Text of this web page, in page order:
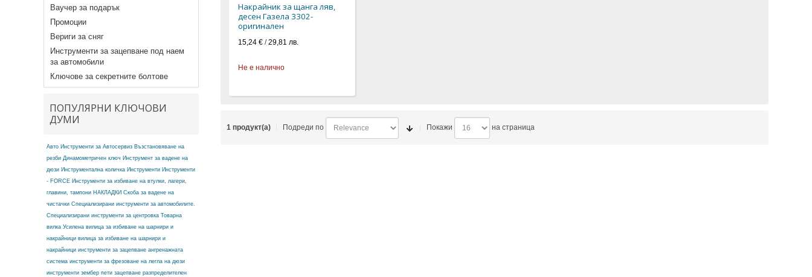
Накрайник за щанга ляв,
десен Газела 3302-
оригинален
15,24 € /29,81 лв.
Не е налично
1 продукт(а) Подреди по Покажи на страница
Ваучер за подарък
Промоции
Вериги за сняг
Инструменти за зацепване под наем
за автомобили
Ключове за секретните болтове
ПОПУЛЯРНИ КЛЮЧОВИ
ДУМИ
Авто Инструменти за Автосервиз Възстановяване на
резби Динамометричен ключ Инструмент за вадене на
дюзи Инструментална количка Инструменти Инструменти
- FORCE Инструменти за избиване на втулки, лагери,
главини, тампони НАКЛАДКИ Скоба за вадене на
чистачки Специализирани инструменти за автомобилите.
Специализирани инструменти за центровка Товарна
вилка Усилена вилица за избиване на шарнири и
накрайници вилица за избиване на шарнири и
накрайници инструменти за зацепване ангренажната
система инструменти за фрезоване на легла на дюзи
инструменти зембер пети зацепване разпределителен